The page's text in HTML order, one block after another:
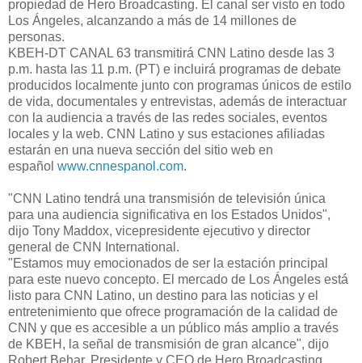
propiedad de Hero Broadcasting. El canal ser visto en todo
Los Ángeles, alcanzando a más de 14 millones de
personas.
KBEH-DT CANAL 63 transmitirá CNN Latino desde las 3
p.m. hasta las 11 p.m. (PT) e incluirá programas de debate
producidos localmente junto con programas únicos de estilo
de vida, documentales y entrevistas, además de interactuar
con la audiencia a través de las redes sociales, eventos
locales y la web. CNN Latino y sus estaciones afiliadas
estarán en una nueva sección del sitio web en
español www.cnnespanol.com.
"CNN Latino tendrá una transmisión de televisión única
para una audiencia significativa en los Estados Unidos",
dijo Tony Maddox, vicepresidente ejecutivo y director
general de CNN International.
"Estamos muy emocionados de ser la estación principal
para este nuevo concepto. El mercado de Los Ángeles está
listo para CNN Latino, un destino para las noticias y el
entretenimiento que ofrece programación de la calidad de
CNN y que es accesible a un público más amplio a través
de KBEH, la señal de transmisión de gran alcance", dijo
Robert Behar, Presidente y CEO de Hero Broadcasting.